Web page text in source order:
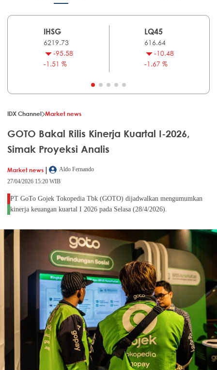
IHSG
6219.73
-95.58
-1.51 %
LQ45
616.64
-10.48
-1.67 %
IDX Channel Market news
GOTO Bakal Rilis Kinerja Kuartal I-2026,
Simak Proyeksi Analis
Market news |
Aldo Fernando
27/04/2026 15:20 WIB
PT GoTo Gojek Tokopedia Tbk (GOTO) dijadwalkan mengumumkan
kinerja keuangan kuartal I 2026 pada Selasa (28/4/2026).